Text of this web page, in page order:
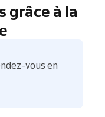
grâce à la
vous en